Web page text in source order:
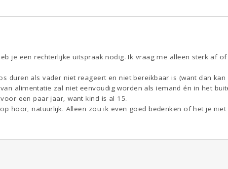
je een rechterlijke uitspraak nodig. Ik vraag me alleen sterk af
duren als vader niet reageert en niet bereikbaar is (want dan
alimentatie zal niet eenvoudig worden als iemand én in het
een paar jaar, want kind is al 15.
hoor, natuurlijk. Alleen zou ik even goed bedenken of het je